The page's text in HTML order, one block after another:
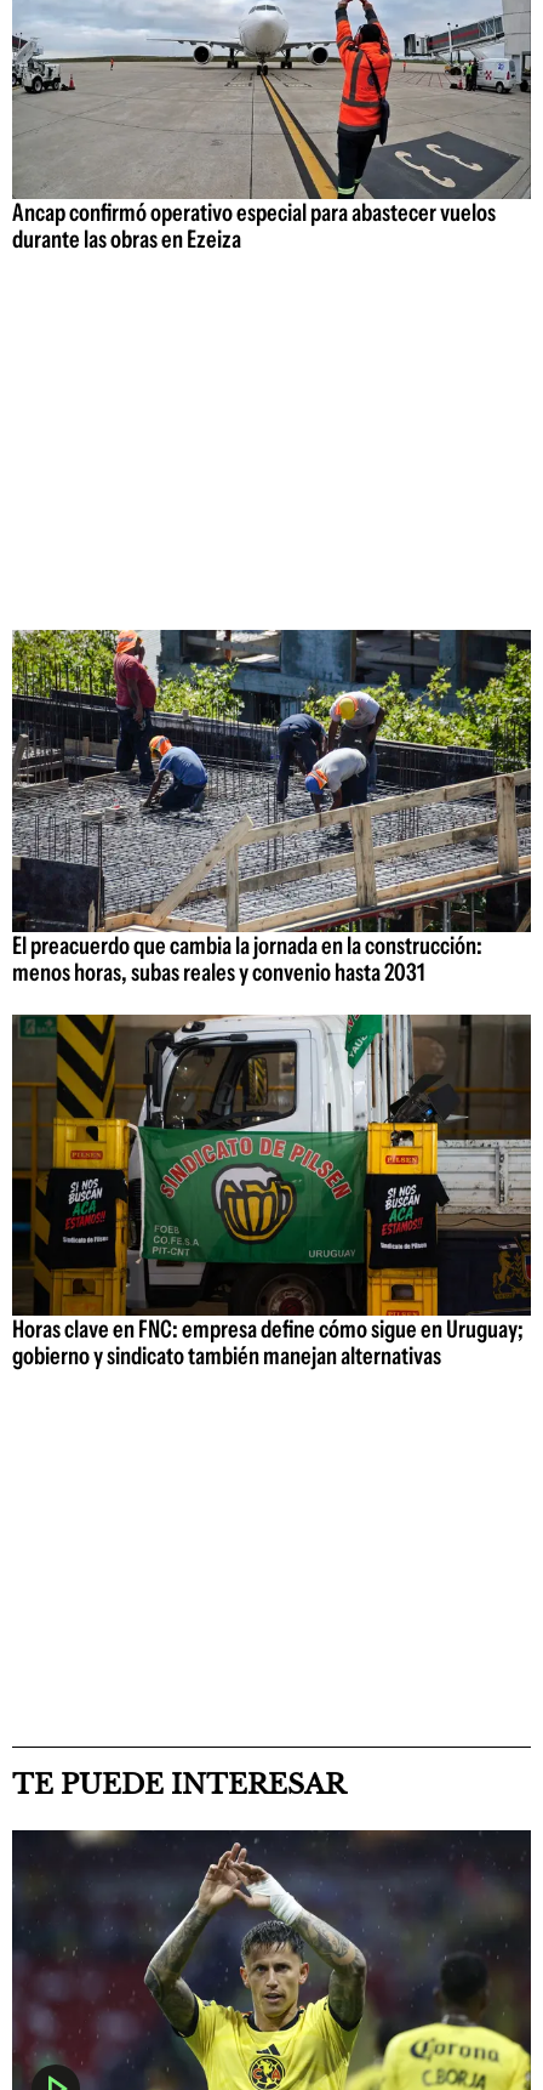
Ancap confirmó operativo especial para abastecer vuelos
durante las obras en Ezeiza
El preacuerdo que cambia la jornada en la construcción:
menos horas, subas reales y convenio hasta 2031
Horas clave en FNC: empresa define cómo sigue en Uruguay;
gobierno y sindicato también manejan alternativas
TE PUEDE INTERESAR